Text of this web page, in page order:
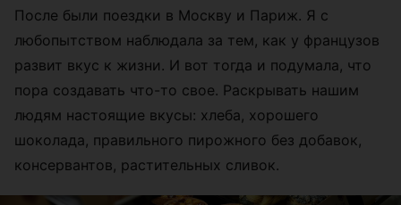
После были поездки в Москву и Париж. Я с
любопытством наблюдала за тем, как у французов
развит вкус к жизни. И вот тогда и подумала, что
пора создавать что-то свое. Раскрывать нашим
людям настоящие вкусы: хлеба, хорошего
шоколада, правильного пирожного без добавок,
консервантов, растительных сливок.